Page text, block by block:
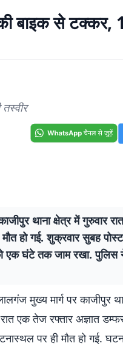
बाइक से टक्कर,
थाना क्षेत्र में गुरुवार
हो गई. शुक्रवार सुबह
को एक घंटे तक जाम रखा.
मुख्य मार्ग पर काजीपुर
एक तेज रफ्तार अज्ञात
पर ही मौत हो गई.